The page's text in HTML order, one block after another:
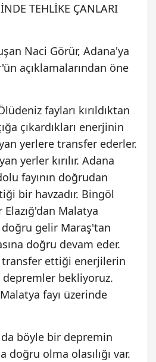
TEHLİKE ÇANLARI
Naci Görür, Adana'ya
açıklamalarından öne
fayları kırıldıktan
çıkardıkları enerjinin
yerlere transfer ederler.
yerler kırılır. Adana
fayının doğrudan
bir havzadır. Bingöl
Elazığ'dan Malatya
gelir Maraş'tan
doğru devam eder.
ettiği enerjilerin
depremler bekliyoruz.
fayı üzerinde
da böyle bir depremin
doğru olma olasılığı var.